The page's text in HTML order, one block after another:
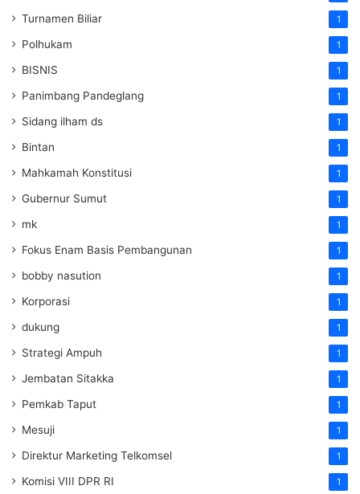
Turnamen Biliar 1
Polhukam 1
BISNIS 1
Panimbang Pandeglang 1
Sidang ilham ds 1
Bintan 1
Mahkamah Konstitusi 1
Gubernur Sumut 1
mk 1
Fokus Enam Basis Pembangunan 1
bobby nasution 1
Korporasi 1
dukung 1
Strategi Ampuh 1
Jembatan Sitakka 1
Pemkab Taput 1
Mesuji 1
Direktur Marketing Telkomsel 1
Komisi VIII DPR RI 1